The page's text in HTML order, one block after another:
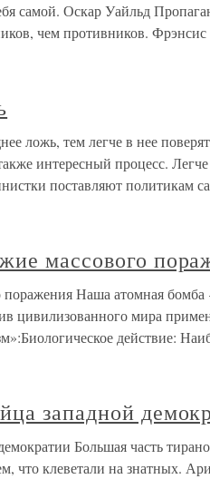
самой. Оскар Уайльд
чем противников.
ложь, тем легче в нее
интересный процесс. Легче
поставляют политикам
массового
Наша атомная бомба
цивилизованного мира
действие:
западной
Большая часть
что клеветали на знатных.